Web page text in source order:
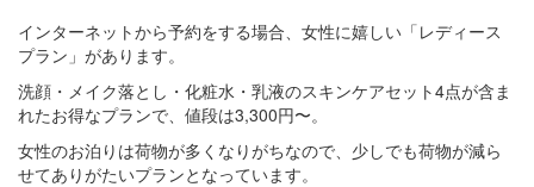
インターネットから予約をする場合、女性に嬉しい「レディース
プラン」があります。
洗顔・メイク落とし・化粧水・乳液のスキンケアセット4点が含ま
れたお得なプランで、値段は3,300円〜。
女性のお泊りは荷物が多くなりがちなので、少しでも荷物が減ら
せてありがたいプランとなっています。